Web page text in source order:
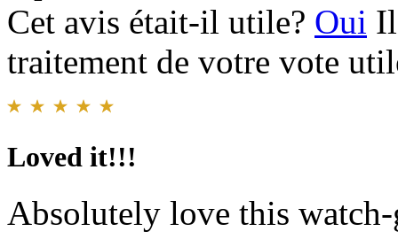
Cet avis était-il utile? Oui
traitement de votre vote
Loved it!!!
Absolutely love this